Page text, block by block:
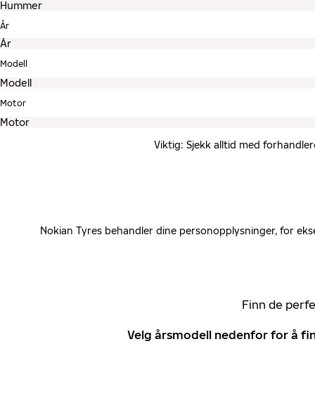
År
Modell
Motor
Viktig: Sjekk alltid med
Nokian Tyres behandler dine personopplysninger, for
Finn de
Velg årsmodell nedenfor for å